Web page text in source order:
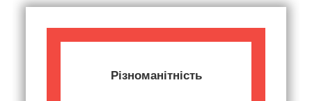
Різноманітність